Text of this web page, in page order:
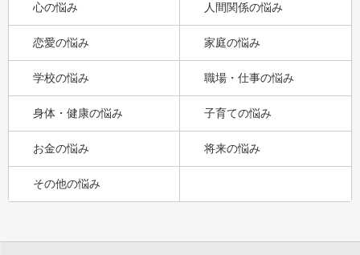
心の悩み 人間関係の悩み
恋愛の悩み 家庭の悩み
学校の悩み 職場・仕事の悩み
身体・健康の悩み 子育ての悩み
お金の悩み 将来の悩み
その他の悩み